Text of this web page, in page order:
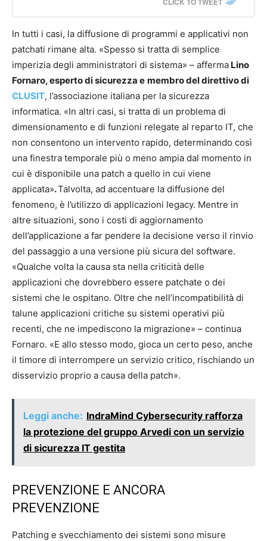
In tutti i casi, la diffusione di programmi e applicativi non
patchati rimane alta. «Spesso si tratta di semplice
imperizia degli amministratori di sistema» – afferma Lino
Fornaro, esperto di sicurezza e membro del direttivo di
CLUSIT, l’associazione italiana per la sicurezza
informatica. «In altri casi, si tratta di un problema di
dimensionamento e di funzioni relegate al reparto IT, che
non consentono un intervento rapido, determinando così
una finestra temporale più o meno ampia dal momento in
cui è disponibile una patch a quello in cui viene
applicata».Talvolta, ad accentuare la diffusione del
fenomeno, è l’utilizzo di applicazioni legacy. Mentre in
altre situazioni, sono i costi di aggiornamento
dell’applicazione a far pendere la decisione verso il rinvio
del passaggio a una versione più sicura del software.
«Qualche volta la causa sta nella criticità delle
applicazioni che dovrebbero essere patchate o dei
sistemi che le ospitano. Oltre che nell’incompatibilità di
talune applicazioni critiche su sistemi operativi più
recenti, che ne impediscono la migrazione» – continua
Fornaro. «E allo stesso modo, gioca un certo peso, anche
il timore di interrompere un servizio critico, rischiando un
disservizio proprio a causa della patch».
Leggi anche: IndraMind Cybersecurity rafforza
la protezione del gruppo Arvedi con un servizio
di sicurezza IT gestita
PREVENZIONE E ANCORA
PREVENZIONE
Patching e svecchiamento dei sistemi sono misure